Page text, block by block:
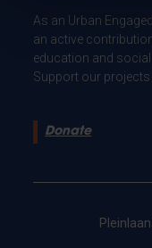
As an Urban
an active
education and
Support our projects
Donate